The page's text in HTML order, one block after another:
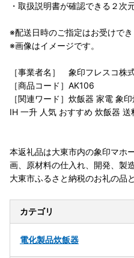
・取扱説明書が確認できる２次
※配送日時のご指定はお受けでき
※画像はイメージです。
［事業者名］ 象印フレスコ株
［商品コード］AK106
［関連ワード］炊飯器 家電 象
IH 一升 人気 おすすめ 炊飯器 送
本返礼品は大東市内の象印マホ
画、原材料の仕入れ、開発、製
大東市ふるさと納税のお礼の品
カテゴリ
電化製品炊飯器